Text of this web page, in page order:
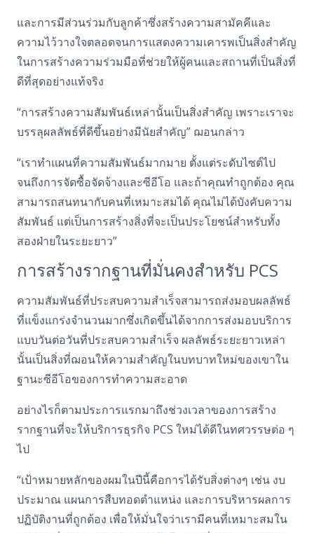
และการมีส่วนร่วมกับลูกค้าซึ่งสร้างความสามัคคีและ
ความไว้วางใจตลอดจนการแสดงความเคารพเป็นสิ่งสําคัญ
ในการสร้างความร่วมมือที่ช่วยให้ผู้คนและสถานที่เป็นสิ่งที่
ดีที่สุดอย่างแท้จริง
“การสร้างความสัมพันธ์เหล่านั้นเป็นสิ่งสําคัญ เพราะเราจะ
บรรลุผลลัพธ์ที่ดีขึ้นอย่างมีนัยสําคัญ” ฌอนกล่าว
“เราทําแผนที่ความสัมพันธ์มากมาย ตั้งแต่ระดับไซต์ไป
จนถึงการจัดซื้อจัดจ้างและซีอีโอ และถ้าคุณทําถูกต้อง คุณ
สามารถสนทนากับคนที่เหมาะสมได้ คุณไม่ได้บังคับความ
สัมพันธ์ แต่เป็นการสร้างสิ่งที่จะเป็นประโยชน์สําหรับทั้ง
สองฝ่ายในระยะยาว”
การสร้างรากฐานที่มั่นคงสําหรับ PCS
ความสัมพันธ์ที่ประสบความสําเร็จสามารถส่งมอบผลลัพธ์
ที่แข็งแกร่งจํานวนมากซึ่งเกิดขึ้นได้จากการส่งมอบบริการ
แบบวันต่อวันที่ประสบความสําเร็จ ผลลัพธ์ระยะยาวเหล่า
นั้นเป็นสิ่งที่ฌอนให้ความสําคัญในบทบาทใหม่ของเขาใน
ฐานะซีอีโอของการทําความสะอาด
อย่างไรก็ตามประการแรกมาถึงช่วงเวลาของการสร้าง
รากฐานที่จะให้บริการธุรกิจ PCS ใหม่ได้ดีในทศวรรษต่อ ๆ
ไป
“เป้าหมายหลักของผมในปีนี้คือการได้รับสิ่งต่างๆ เช่น งบ
ประมาณ แผนการสืบทอดตําแหน่ง และการบริหารผลการ
ปฏิบัติงานที่ถูกต้อง เพื่อให้มั่นใจว่าเรามีคนที่เหมาะสมใน